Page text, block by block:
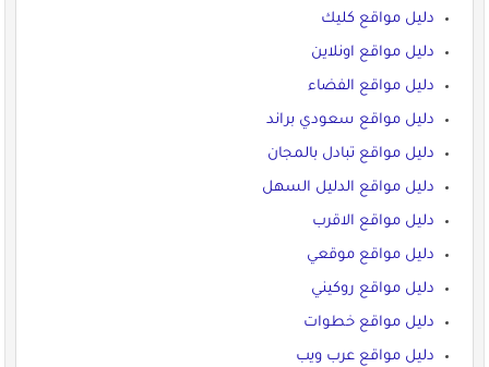
دليل مواقع كليك
دليل مواقع اونلاين
دليل مواقع الفضاء
دليل مواقع سعودي براند
دليل مواقع تبادل بالمجان
دليل مواقع الدليل السهل
دليل مواقع الاقرب
دليل مواقع موقعي
دليل مواقع روكيني
دليل مواقع خطوات
دليل مواقع عرب ويب